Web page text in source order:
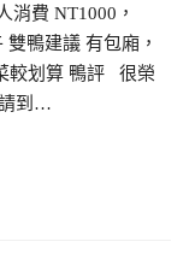
消費 NT1000，
鴨建議 有包廂，
較划算 鴨評 很榮
請到…